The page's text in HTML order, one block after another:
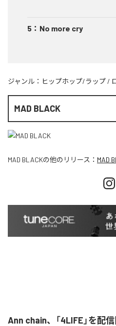
5 ： No more cry
ジャンル： ヒップホップ/ラップ /
MAD BLACK
MAD BLACKの他のリリース： MAD
Ann chain、「4LIFE」を配